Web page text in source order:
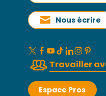
Nous écrire
Travailler
Espace Pros